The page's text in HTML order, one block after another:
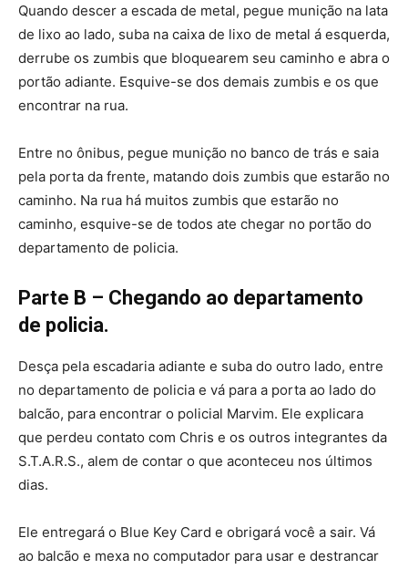
Quando descer a escada de metal, pegue munição na lata
de lixo ao lado, suba na caixa de lixo de metal á esquerda,
derrube os zumbis que bloquearem seu caminho e abra o
portão adiante. Esquive-se dos demais zumbis e os que
encontrar na rua.
Entre no ônibus, pegue munição no banco de trás e saia
pela porta da frente, matando dois zumbis que estarão no
caminho. Na rua há muitos zumbis que estarão no
caminho, esquive-se de todos ate chegar no portão do
departamento de policia.
Parte B – Chegando ao departamento
de policia.
Desça pela escadaria adiante e suba do outro lado, entre
no departamento de policia e vá para a porta ao lado do
balcão, para encontrar o policial Marvim. Ele explicara
que perdeu contato com Chris e os outros integrantes da
S.T.A.R.S., alem de contar o que aconteceu nos últimos
dias.
Ele entregará o Blue Key Card e obrigará você a sair. Vá
ao balcão e mexa no computador para usar e destrancar